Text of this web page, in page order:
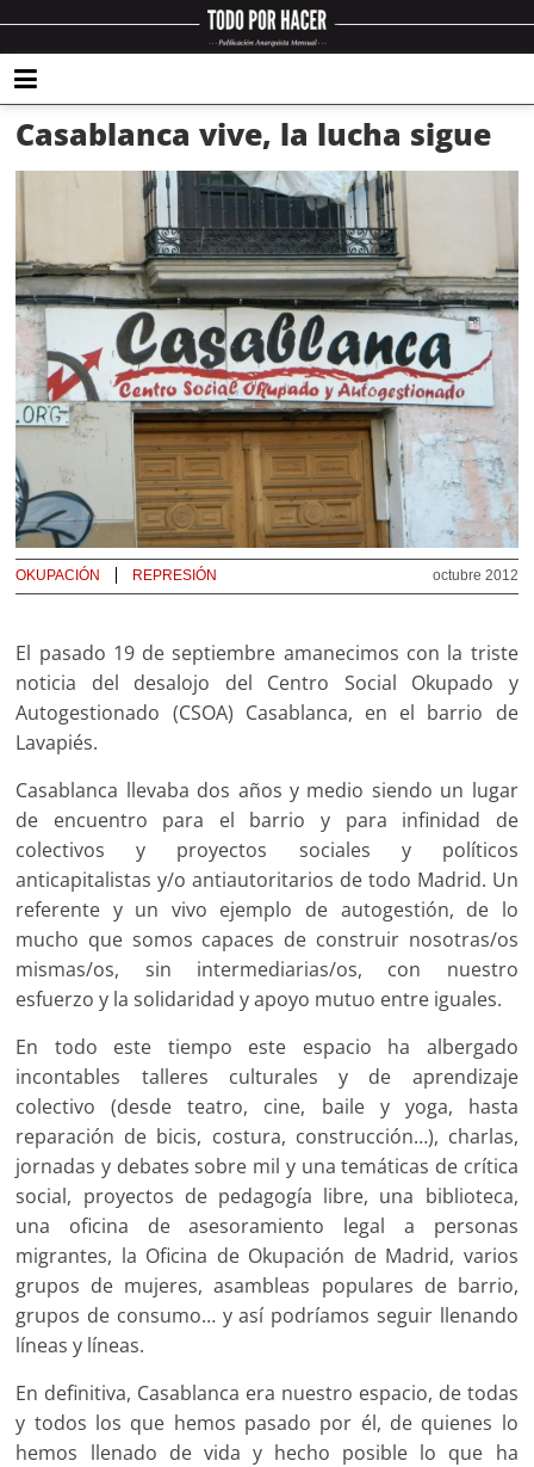
Casablanca vive, la lucha sigue
octubre 2012
OKUPACIÓN REPRESIÓN
El pasado 19 de septiembre amanecimos con la triste
noticia del desalojo del Centro Social Okupado y
Autogestionado (CSOA) Casablanca, en el barrio de
Lavapiés.
Casablanca llevaba dos años y medio siendo un lugar
de encuentro para el barrio y para infinidad de
colectivos y proyectos sociales y políticos
anticapitalistas y/o antiautoritarios de todo Madrid. Un
referente y un vivo ejemplo de autogestión, de lo
mucho que somos capaces de construir nosotras/os
mismas/os, sin intermediarias/os, con nuestro
esfuerzo y la solidaridad y apoyo mutuo entre iguales.
En todo este tiempo este espacio ha albergado
incontables talleres culturales y de aprendizaje
colectivo (desde teatro, cine, baile y yoga, hasta
reparación de bicis, costura, construcción…), charlas,
jornadas y debates sobre mil y una temáticas de crítica
social, proyectos de pedagogía libre, una biblioteca,
una oficina de asesoramiento legal a personas
migrantes, la Oficina de Okupación de Madrid, varios
grupos de mujeres, asambleas populares de barrio,
grupos de consumo… y así podríamos seguir llenando
líneas y líneas.
En definitiva, Casablanca era nuestro espacio, de todas
y todos los que hemos pasado por él, de quienes lo
hemos llenado de vida y hecho posible lo que ha